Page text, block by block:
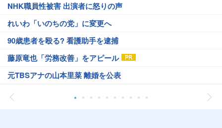
NHK職員性被害 出演者に怒りの声
れいわ「いのちの党」に変更へ
90歳患者を殴る? 看護助手を逮捕
藤原竜也「労務改善」をアピール
元TBSアナの山本里菜 離婚を公表